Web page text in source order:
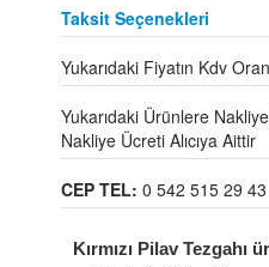
Taksit Seçenekleri
Yukarıdaki Fiyatın Kdv
Yukarıdaki Ürünlere
Nakliye Ücreti Alıcıya Aittir
CEP TEL: 0 542 515 29 43
Kırmızı Pilav Tezgahı